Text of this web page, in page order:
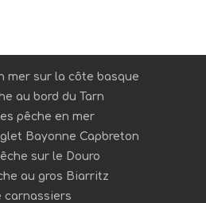
mer sur la côte basque
au bord du Tarn
pêche en mer
Bayonne Capbreton
sur le Douro
au gros Biarritz
carnassiers